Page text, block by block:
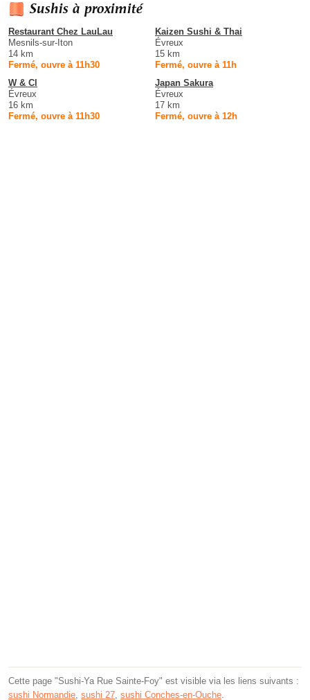
Sushis à proximité
Restaurant Chez LauLau
Mesnils-sur-Iton
14 km
Fermé, ouvre à 11h30
Kaizen Sushi & Thai
Évreux
15 km
Fermé, ouvre à 11h
W & Cl
Évreux
16 km
Fermé, ouvre à 11h30
Japan Sakura
Évreux
17 km
Fermé, ouvre à 12h
Cette page "Sushi-Ya Rue Sainte-Foy" est visible via les liens suivants :
sushi Normandie, sushi 27, sushi Conches-en-Ouche.